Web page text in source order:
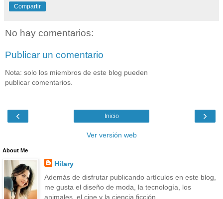
Compartir
No hay comentarios:
Publicar un comentario
Nota: solo los miembros de este blog pueden
publicar comentarios.
‹ ›
Inicio
Ver versión web
About Me
Hilary
Además de disfrutar publicando artículos en este blog,
me gusta el diseño de moda, la tecnología, los
animales, el cine y la ciencia ficción.